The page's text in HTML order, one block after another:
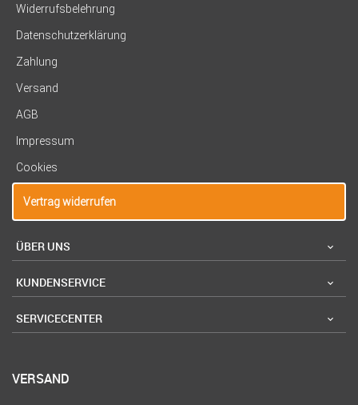
Widerrufsbelehrung
Datenschutzerklärung
Zahlung
Versand
AGB
Impressum
Cookies
Vertrag widerrufen
ÜBER UNS
KUNDENSERVICE
SERVICECENTER
VERSAND